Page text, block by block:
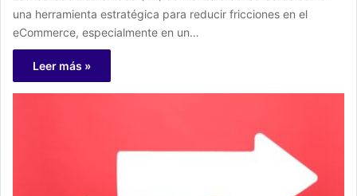
una herramienta estratégica para reducir fricciones en el
eCommerce, especialmente en un…
Leer más »